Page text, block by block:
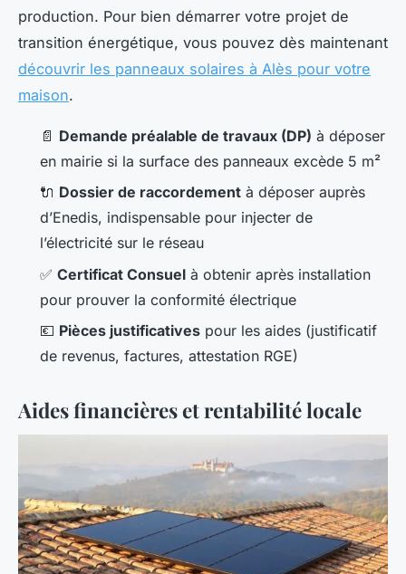
production. Pour bien démarrer votre projet de
transition énergétique, vous pouvez dès maintenant
découvrir les panneaux solaires à Alès pour votre
maison.
📄 Demande préalable de travaux (DP) à déposer
en mairie si la surface des panneaux excède 5 m²
🔌 Dossier de raccordement à déposer auprès
d’Enedis, indispensable pour injecter de
l’électricité sur le réseau
✅ Certificat Consuel à obtenir après installation
pour prouver la conformité électrique
💶 Pièces justificatives pour les aides (justificatif
de revenus, factures, attestation RGE)
Aides financières et rentabilité locale